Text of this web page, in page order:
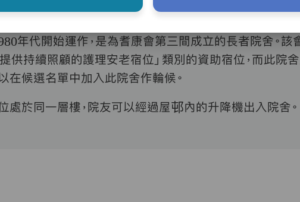
年代開始運作，是為耆康會第三間成立的長者院舍。
供持續照顧的護理安老宿位」類別的資助宿位，而此院
在候選名單中加入此院舍作輪候。
處於同一層樓，院友可以經過屋邨內的升降機出入院舍。